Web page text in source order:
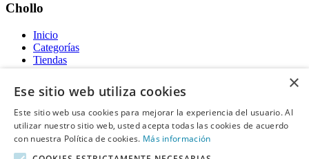
Chollo
Inicio
Categorías
Tiendas
Gratis
Acerca de
Sobre nosotros
Contacto
×
Ese sitio web utiliza cookies
Este sitio web usa cookies para mejorar la experiencia del usuario. Al
utilizar nuestro sitio web, usted acepta todas las cookies de acuerdo
con nuestra Política de cookies. Más información